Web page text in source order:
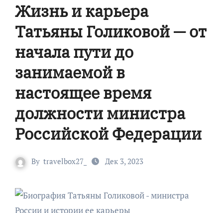
Жизнь и карьера
Татьяны Голиковой — от
начала пути до
занимаемой в
настоящее время
должности министра
Российской Федерации
By travelbox27_ Дек 3, 2023